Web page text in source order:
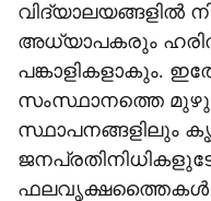
വിദ്യാലയങ്ങളിൽ
അധ്യാപകരും
പങ്കാളികളാകും.
സംസ്ഥാനത്തെ
സ്ഥാപനങ്ങളിലും
ഫലവൃക്ഷത്തൈകൾ